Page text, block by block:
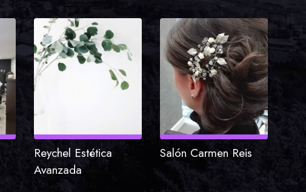
Reychel Estética
Avanzada
Salón Carmen Reis